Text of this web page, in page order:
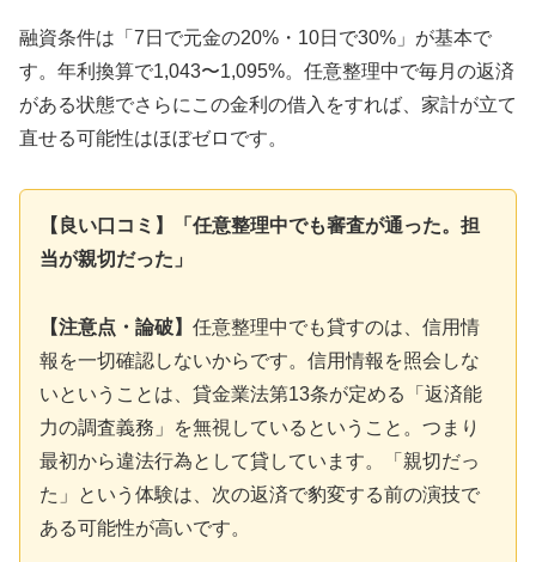
融資条件は「7日で元金の20%・10日で30%」が基本で
す。年利換算で1,043〜1,095%。任意整理中で毎月の返済
がある状態でさらにこの金利の借入をすれば、家計が立て
直せる可能性はほぼゼロです。
【良い口コミ】「任意整理中でも審査が通った。担
当が親切だった」
【注意点・論破】 任意整理中でも貸すのは、信用情
報を一切確認しないからです。信用情報を照会しな
いということは、貸金業法第13条が定める「返済能
力の調査義務」を無視しているということ。つまり
最初から違法行為として貸しています。「親切だっ
た」という体験は、次の返済で豹変する前の演技で
ある可能性が高いです。